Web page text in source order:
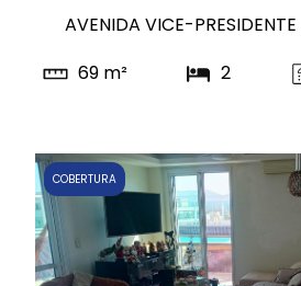
AVENIDA VICE-
69 m²
2
COBERTURA